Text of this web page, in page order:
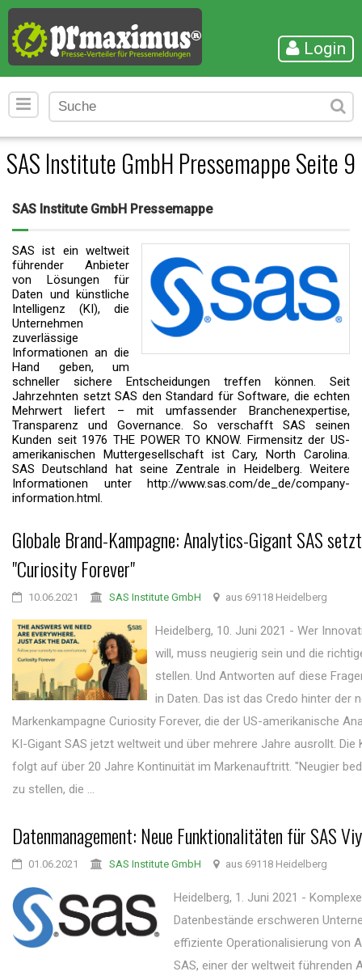
Login
SAS Institute GmbH Pressemappe Seite 9
SAS Institute GmbH Pressemappe
SAS ist ein weltweit
führender Anbieter
von Lösungen für
Daten und künstliche
Intelligenz (KI), die
Unternehmen
zuverlässige
Informationen an die
Hand geben, um
schneller sichere Entscheidungen treffen können. Seit
Jahrzehnten setzt SAS den Standard für Software, die echten
Mehrwert liefert – mit umfassender Branchenexpertise,
Transparenz und Governance. So verschafft SAS seinen
Kunden seit 1976 THE POWER TO KNOW. Firmensitz der US-
amerikanischen Muttergesellschaft ist Cary, North Carolina.
SAS Deutschland hat seine Zentrale in Heidelberg. Weitere
Informationen unter http://www.sas.com/de_de/company-
information.html.
Globale Brand-Kampagne: Analytics-Gigant SAS
"Curiosity Forever"
10.06.2021 SAS Institute GmbH aus 69118 Heidelberg
Heidelberg, 10. Juni 2021 - Wer
will, muss neugierig sein und die
stellen. Und Antworten auf diese
in Daten. Das ist das Credo hinter der
Markenkampagne Curiosity Forever, die der US-amerikanische
KI-Gigant SAS jetzt weltweit und über mehrere Jahre ausrollt. Die
folgt auf über 20 Jahre Kontinuität im Markenauftritt. "Neugier
zu stellen, die ...
Datenmanagement: Neue Funktionalitäten für SAS
01.06.2021 SAS Institute GmbH aus 69118 Heidelberg
Heidelberg, 1. Juni 2021 - Komplexe
Datenbestände erschweren
effiziente Operationalisierung von
SAS, einer der weltweit führenden